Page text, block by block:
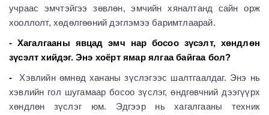
учраас эмчтэйгээ зөвлөн, эмчийн хяналтанд сайн орж
хооллолт, хөдөлгөөний дэглэмээ баримтлаарай.
- Хагалгааны явцад эмч нар босоо зүсэлт, хөндлөн
зүсэлт хийдэг. Энэ хоёрт ямар ялгаа байгаа бол?
- Хэвлийн өмнөд хананы зүслэгээс шалтгаалдаг. Энэ нь
хэвлийн гол шугамаар босоо зүслэг, өндгөвчний дээгүүрх
хөндлөн зүслэг юм. Эдгээр нь хагалгааны техник